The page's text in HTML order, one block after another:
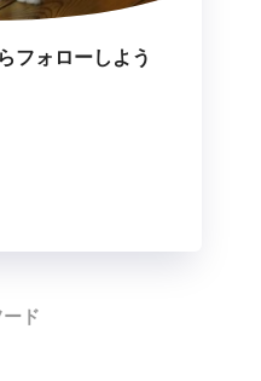
フォローしよう
ド